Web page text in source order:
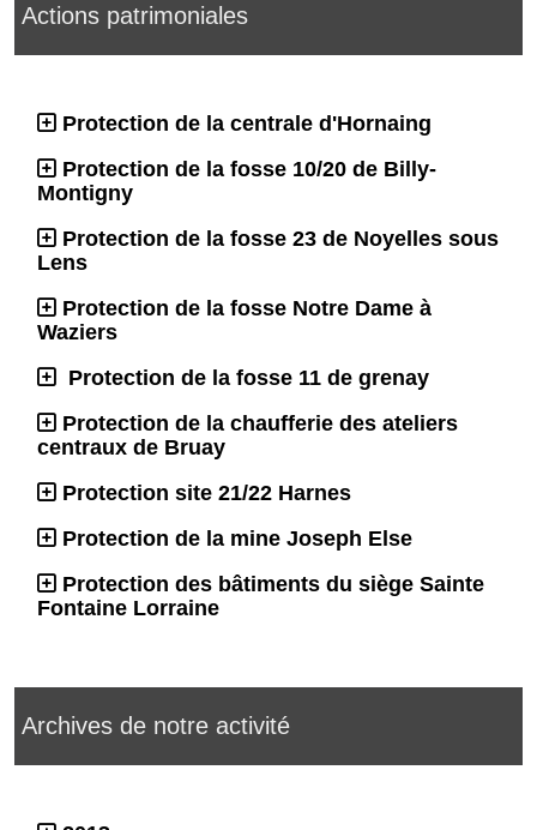
Actions patrimoniales
Protection de la centrale d'Hornaing
Protection de la fosse 10/20 de Billy-
Montigny
Protection de la fosse 23 de Noyelles sous
Lens
Protection de la fosse Notre Dame à
Waziers
Protection de la fosse 11 de grenay
Protection de la chaufferie des ateliers
centraux de Bruay
Protection site 21/22 Harnes
Protection de la mine Joseph Else
Protection des bâtiments du siège Sainte
Fontaine Lorraine
Archives de notre activité